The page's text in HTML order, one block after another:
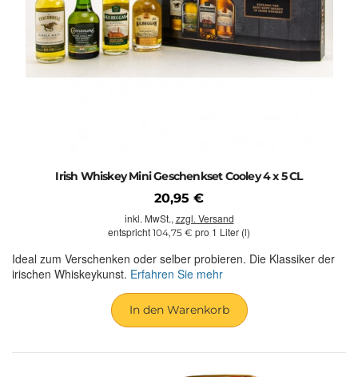
Irish Whiskey Mini Geschenkset Cooley 4 x 5 CL
20,95 €
inkl. MwSt., zzgl. Versand
entspricht 104,75 € pro 1 Liter (l)
Ideal zum Verschenken oder selber probieren. Die Klassiker der
irischen Whiskeykunst. Erfahren Sie mehr
In den Warenkorb